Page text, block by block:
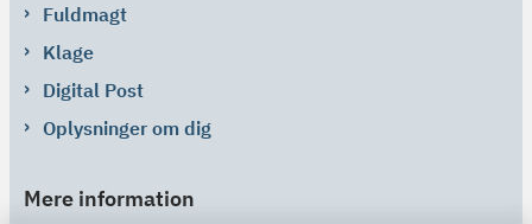
Fuldmagt
Klage
Digital Post
Oplysninger om dig
Mere information